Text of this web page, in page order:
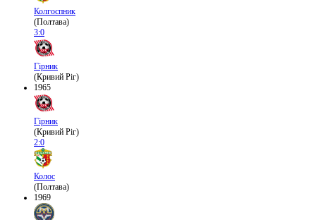
Колгоспник
(Полтава)
3:0
Гірник
(Кривий Ріг)
1965
Гірник
(Кривий Ріг)
2:0
Колос
(Полтава)
1969